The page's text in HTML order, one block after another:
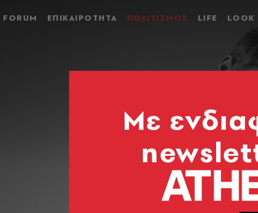
FORUM ΕΠΙΚΑΙΡΟΤΗΤΑ ΠΟΛΙΤΙΣΜΟΣ LIFE LOOK
Mε